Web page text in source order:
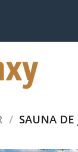
/ SAUNA DE